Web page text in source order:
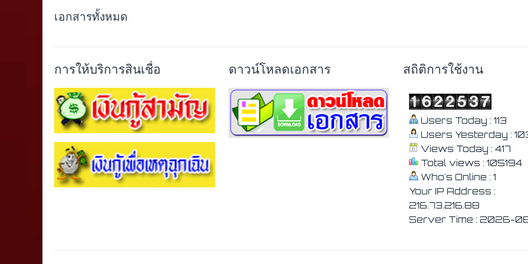
เอกสารทั้งหมด
การให้บริการสินเชื่อ ดาวน์โหลดเอกสาร สถิติการใช้งาน
Users Today : 113
Users Yesterday :
Views Today : 417
Total views : 105194
Who's Online : 1
Your IP Address :
216.73.216.88
Server Time : 2026-